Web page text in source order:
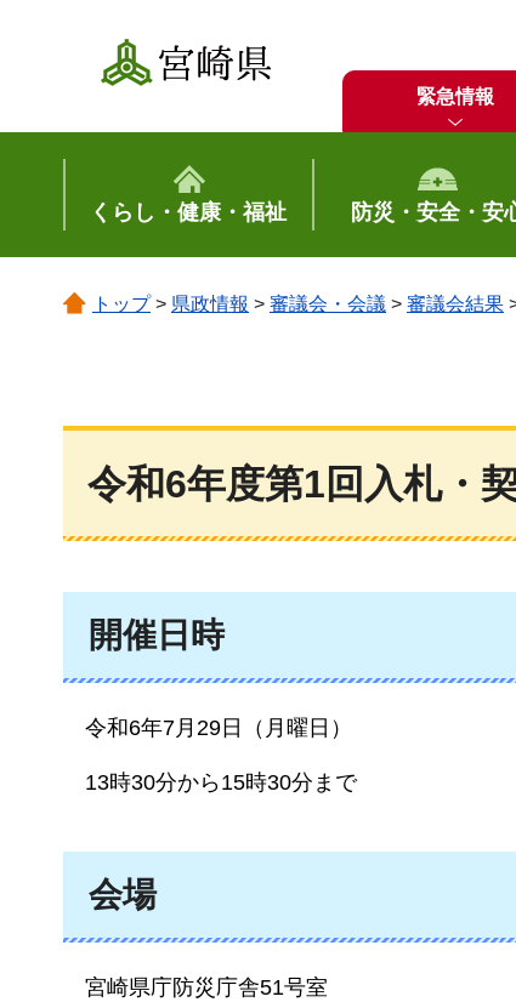
宮崎県
緊急情報
くらし・健康・福祉 防災・安全・安
トップ> 県政情報 > 審議会・会議 > 審議会結果
令和6年度第1回入札・
開催日時
令和6年7月29日（月曜日）
13時30分から15時30分まで
会場
宮崎県庁防災庁舎51号室